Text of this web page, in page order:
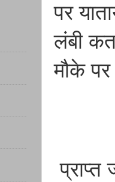
पर
लंबी
मौके